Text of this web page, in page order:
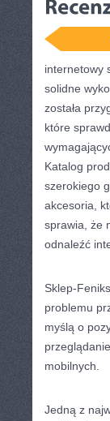
internetowy
solidne
została
które
Katalog
szerokiego
akcesoria,
sprawia, że
odnaleźć
Sklep-
problemu
myślą o
mobilnych.
Jedną z